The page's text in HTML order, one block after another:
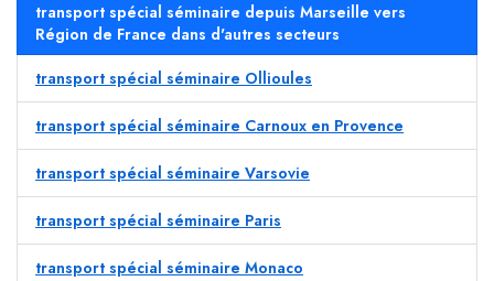
transport spécial séminaire depuis Marseille vers
Région de France dans d'autres secteurs
transport spécial séminaire Ollioules
transport spécial séminaire Carnoux en Provence
transport spécial séminaire Varsovie
transport spécial séminaire Paris
transport spécial séminaire Monaco